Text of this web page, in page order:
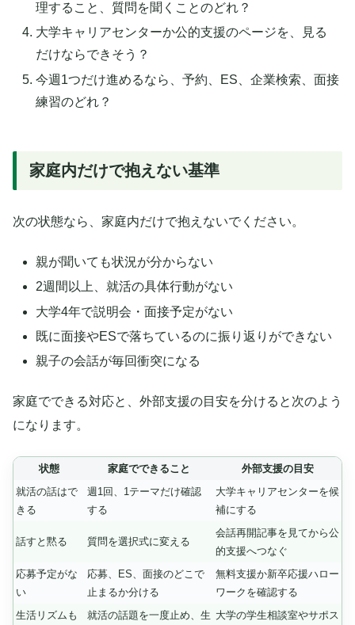
理すること、質問を聞くことのどれ？
大学キャリアセンターか公的支援のページを、見る
だけならできそう？
今週1つだけ進めるなら、予約、ES、企業検索、面接
練習のどれ？
家庭内だけで抱えない基準
次の状態なら、家庭内だけで抱えないでください。
親が聞いても状況が分からない
2週間以上、就活の具体行動がない
大学4年で説明会・面接予定がない
既に面接やESで落ちているのに振り返りができない
親子の会話が毎回衝突になる
家庭でできる対応と、外部支援の目安を分けると次のよう
になります。
状態 家庭でできること
外部支援の目安
就活の話はで
きる
週1回、1テーマだけ確認
する
大学キャリアセンターを候
補にする
話すと黙る 質問を選択式に変える
会話再開記事を見てから公
的支援へつなぐ
応募予定がな
い
応募、ES、面接のどこで
止まるか分ける
無料支援か新卒応援ハロー
ワークを確認する
生活リズムも
就活の話題を一度止め、生 大学の学生相談室やサポス